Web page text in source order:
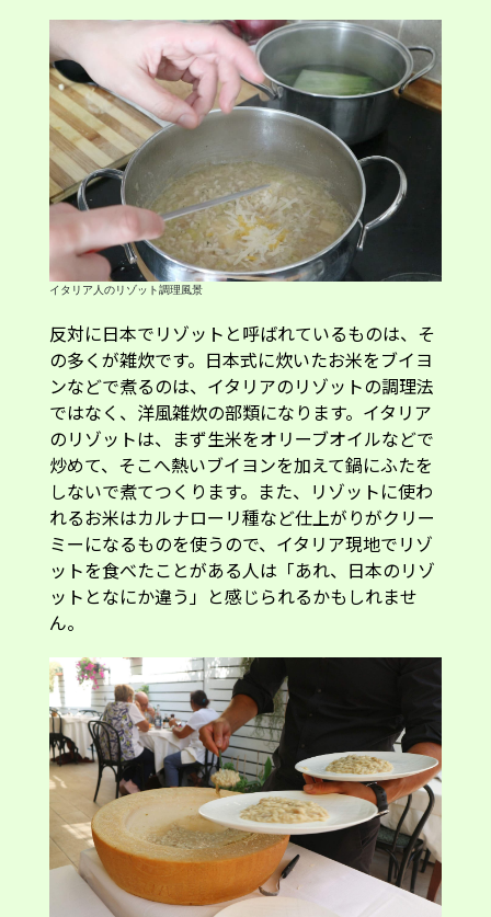
イタリア人のリゾット調理風景
反対に日本でリゾットと呼ばれているものは、そ
の多くが雑炊です。日本式に炊いたお米をブイヨ
ンなどで煮るのは、イタリアのリゾットの調理法
ではなく、洋風雑炊の部類になります。イタリア
のリゾットは、まず生米をオリーブオイルなどで
炒めて、そこへ熱いブイヨンを加えて鍋にふたを
しないで煮てつくります。また、リゾットに使わ
れるお米はカルナローリ種など仕上がりがクリー
ミーになるものを使うので、イタリア現地でリゾ
ットを食べたことがある人は「あれ、日本のリゾ
ットとなにか違う」と感じられるかもしれませ
ん。